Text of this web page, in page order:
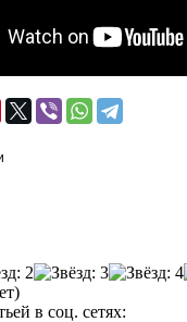
в соц. сетях: